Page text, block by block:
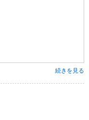
続きを見る